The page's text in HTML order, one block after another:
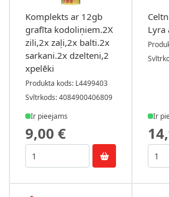
Komplekts ar 12gb
grafīta kodoliņiem.2X
zili,2x zaļi,2x balti.2x
sarkani.2x dzelteni,2
xpelēki
Produkta kods: L4499403
Svītrkods: 4084900406809
Ir pieejams
9,00 €
Lyra
Ir